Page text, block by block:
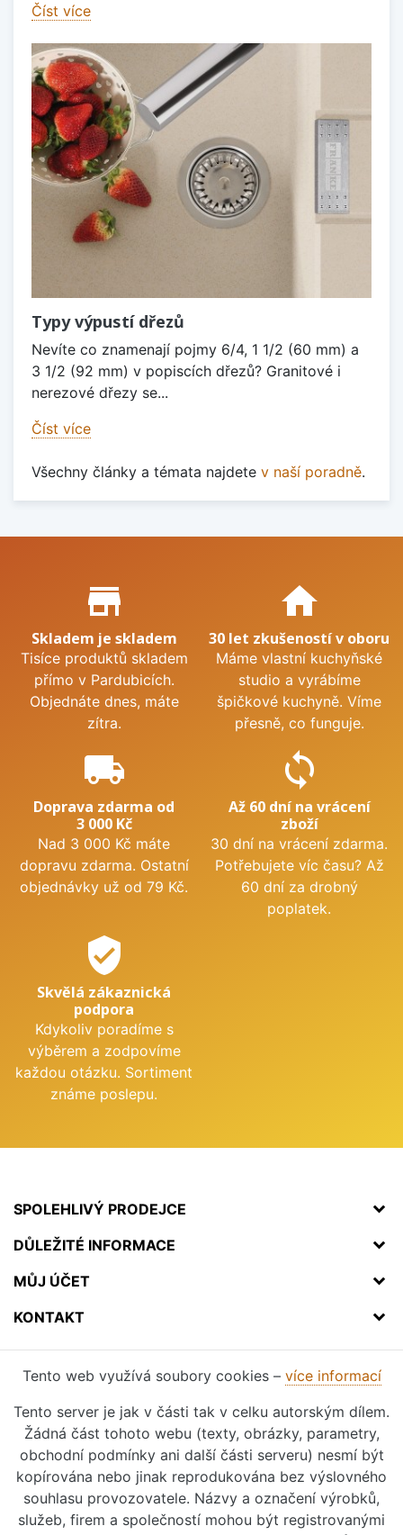
Číst více
Typy výpustí dřezů
Nevíte co znamenají pojmy 6/4, 1 1/2 (60 mm) a
3 1/2 (92 mm) v popiscích dřezů? Granitové i
nerezové dřezy se...
Číst více
Všechny články a témata najdete v naší poradně.
Proč nakupovat u nás?
store_mall_directory
Skladem je skladem
Tisíce produktů skladem
přímo v Pardubicích.
Objednáte dnes, máte
zítra.
home
30 let zkušeností v oboru
Máme vlastní kuchyňské
studio a vyrábíme
špičkové kuchyně. Víme
přesně, co funguje.
local_shipping
Doprava zdarma od
3 000 Kč
Nad 3 000 Kč máte
dopravu zdarma. Ostatní
objednávky už od 79 Kč.
sync
Až 60 dní na vrácení
zboží
30 dní na vrácení zdarma.
Potřebujete víc času? Až
60 dní za drobný
poplatek.
verified_user
Skvělá zákaznická
podpora
Kdykoliv poradíme s
výběrem a zodpovíme
každou otázku. Sortiment
známe poslepu.
SPOLEHLIVÝ PRODEJCE
DŮLEŽITÉ INFORMACE
MŮJ ÚČET
KONTAKT
Tento web využívá soubory cookies – více informací
Tento server je jak v části tak v celku autorským dílem.
Žádná část tohoto webu (texty, obrázky, parametry,
obchodní podmínky ani další části serveru) nesmí být
kopírována nebo jinak reprodukována bez výslovného
souhlasu provozovatele. Názvy a označení výrobků,
služeb, firem a společností mohou být registrovanými